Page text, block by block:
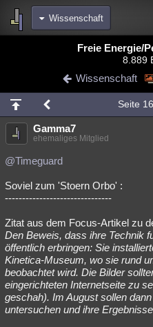
Wissenschaft
Chat Wiki Neuigkeiten
meine Rubriken
Menschen
Spiritualität
Natur Umfragen
Philosophie Träume Orte
Astronomie Helpdesk
Musik Clash
Übersichten
Freie Energie/
8.889
Wissenschaft
Seite 16
Gamma7
ehemaliges Mitglied
@Timeguard
Soviel zum 'Stoern Orbo' :
-------------------------------
Zitat aus dem Focus-Artikel zu
Den Beweis, dass ihre Technik
öffentlich erbringen: Sie
Kinetica-Museum, wo sie rund
beobachtet wird. Die Bilder
eingerichteten Internetseite zu
geschah). Im August sollen
untersuchen und ihre